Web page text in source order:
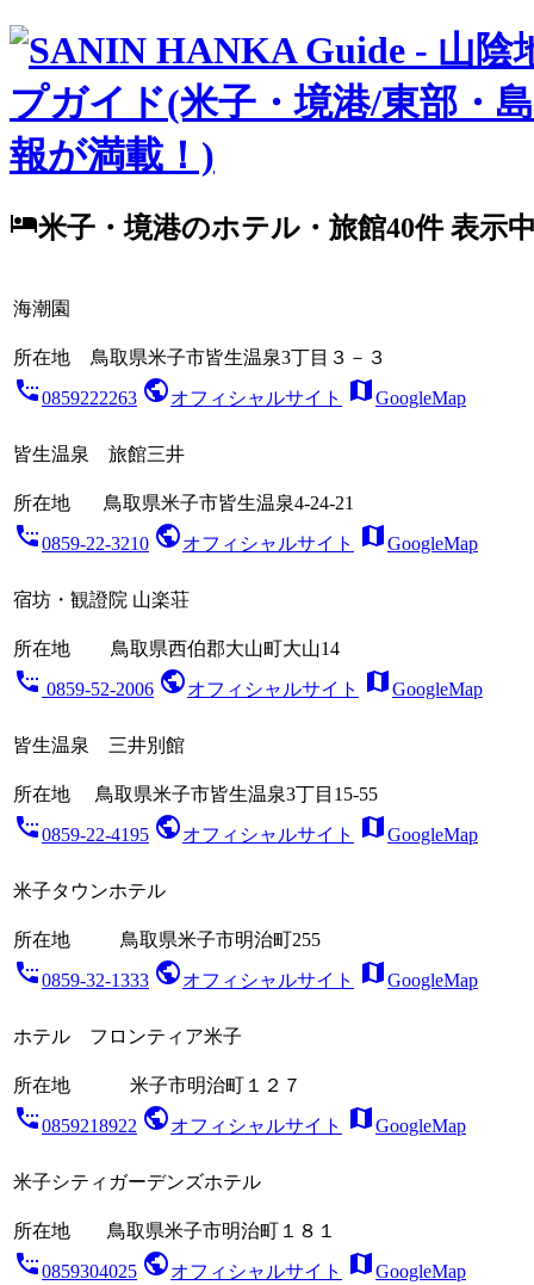
local_hotel米子・境港のホテル・旅館40件 表示
海潮園
所在地 鳥取県米子市皆生温泉3丁目３－３
settings_phone0859222263 publicオフィシャルサイト mapGoogleMap
皆生温泉 旅館三井
所在地 鳥取県米子市皆生温泉4-24-21
settings_phone0859-22-3210 publicオフィシャルサイト mapGoogleMap
宿坊・観證院 山楽荘
所在地 鳥取県西伯郡大山町大山14
settings_phone 0859-52-2006 publicオフィシャルサイト mapGoogleMap
皆生温泉 三井別館
所在地 鳥取県米子市皆生温泉3丁目15-55
settings_phone0859-22-4195 publicオフィシャルサイト mapGoogleMap
米子タウンホテル
所在地 鳥取県米子市明治町255
settings_phone0859-32-1333 publicオフィシャルサイト mapGoogleMap
ホテル フロンティア米子
所在地 米子市明治町１２７
settings_phone0859218922 publicオフィシャルサイト mapGoogleMap
米子シティガーデンズホテル
所在地 鳥取県米子市明治町１８１
settings_phone0859304025 publicオフィシャルサイト mapGoogleMap